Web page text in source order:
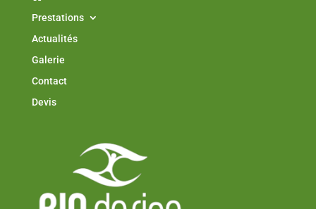
Prestations
Actualités
Galerie
Contact
Devis